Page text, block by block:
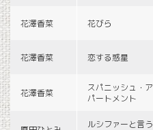
花澤香菜 花びら
花澤香菜 恋する惑星
花澤香菜
スパニッシュ・ア
パートメント
ルシファーと言う